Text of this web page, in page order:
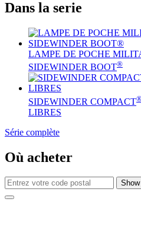
Dans la serie
LAMPE DE POCHE
SIDEWINDER BOOT®
SIDEWINDER COMPACT
LIBRES
Série complète
Où acheter